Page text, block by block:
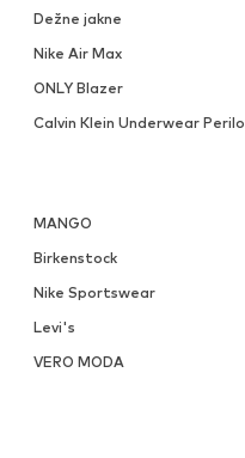
Dežne jakne
Nike Air Max
ONLY Blazer
Calvin Klein Underwear Perilo
MANGO
Birkenstock
Nike Sportswear
Levi's
VERO MODA